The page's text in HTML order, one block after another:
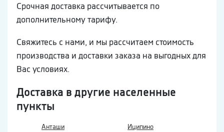
Срочная доставка рассчитывается по
дополнительному тарифу.
Свяжитесь с нами, и мы рассчитаем стоимость
производства и доставки заказа на выгодных для
Вас условиях.
Доставка в другие населенные
пункты
Анташи Иципино